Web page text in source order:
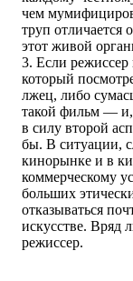
чем
труп отличается
этот живой
3. Если режиссер
который
лжец, либо
такой фильм — и,
в силу второй
бы. В ситуации,
кинорынке и в
коммерческому
больших
отказываться
искусстве. Вряд
режиссер.